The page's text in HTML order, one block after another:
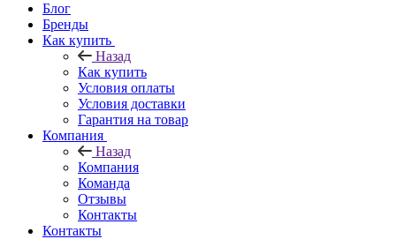
Блог
Бренды
Как купить
Назад
Как купить
Условия оплаты
Условия доставки
Гарантия на товар
Компания
Назад
Компания
Команда
Отзывы
Контакты
Контакты